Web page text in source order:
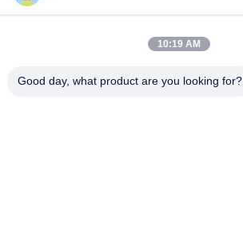
Электронная почта
10:19 AM
Good day, what product are you looking for?